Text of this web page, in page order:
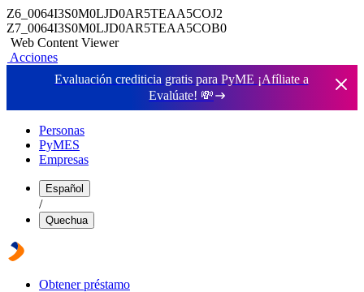
Z6_0064I3S0M0LJD0AR5TEAA5COJ2
Z7_0064I3S0M0LJD0AR5TEAA5COB0
Web Content Viewer
Acciones
Evaluación crediticia gratis para PyME ¡Afíliate a
Evalúate! 💸
Personas
PyMES
Empresas
Español
/
Quechua
Obtener préstamo